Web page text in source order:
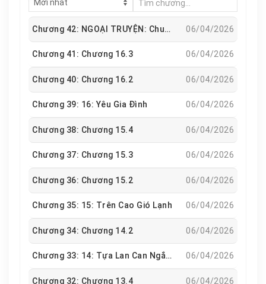
lau khô nước mắt trên má em. Lúc nào em cũng nhớ
anh, nhưng em nhớ anh nhất trong những đêm dài em
thao thức, nghĩ về tất cả những giây phút tuyệt vời khi
chúng ta cùng ở bên nhau.“Hóa ra tình
yêuchính là, cho
dù anh có thay đổi khuôn mặt, lãng quên kí ức.Đôi mắt
em vẫn sẽ vì anh mà ngời sáng.Trái tim em vẫn sẽ vì
anh mà loạn nhịp.”
Chương 42: NGOẠI TRUYỆN: Chuyện Cũ Tựa Khói Sương (1) 06/04/2026
Chương 41: Chương 16.3 06/04/2026
Chương 40: Chương 16.2 06/04/2026
Chương 39: 16: Yêu Gia Đình 06/04/2026
Chương 38: Chương 15.4 06/04/2026
Chương 37: Chương 15.3 06/04/2026
Chương 36: Chương 15.2 06/04/2026
Chương 35: 15: Trên Cao Gió Lạnh 06/04/2026
Chương 34: Chương 14.2 06/04/2026
Chương 33: 14: Tựa Lan Can Ngắm Cảnh 06/04/2026
Chương 32: Chương 13.4 06/04/2026